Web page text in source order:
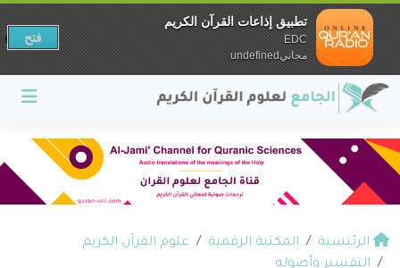
الرئيسية المكتبة الرقمية
علوم القرآن الكريم
التفسير وأصوله
تطبيق إذاعات القرآن الكريم
EDC
مجانيundefined
فتح